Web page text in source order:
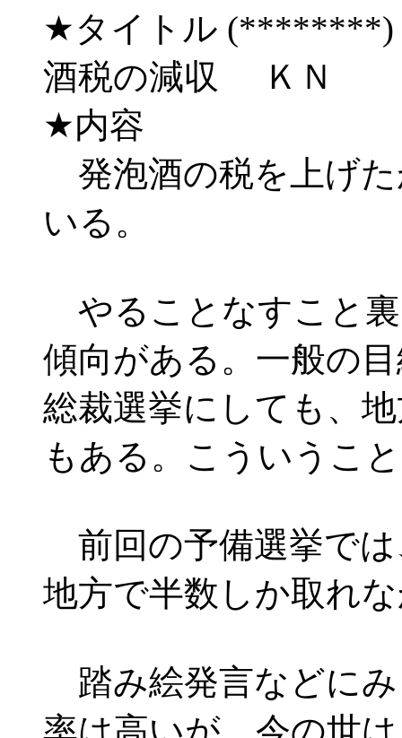
★タイトル (********)
酒税の減収 ＫＮ
★内容
発泡酒の税を上げ
いる。
やることなすこと
傾向がある。一般の
総裁選挙にしても、
もある。こういうこ
前回の予備選挙では
地方で半数しか取れ
踏み絵発言などにみ